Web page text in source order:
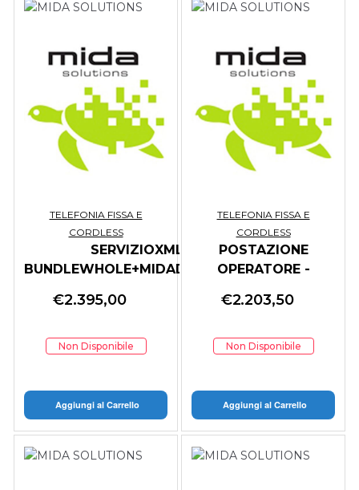
TELEFONIA FISSA E
CORDLESS
SERVIZIOXML-
BUNDLEWHOLE+MIDADIRECTORY
€2.395,00
Non Disponibile
Aggiungi al Carrello
TELEFONIA FISSA E
CORDLESS
POSTAZIONE
OPERATORE -
OPERATORE)
€2.203,50
Non Disponibile
Aggiungi al Carrello